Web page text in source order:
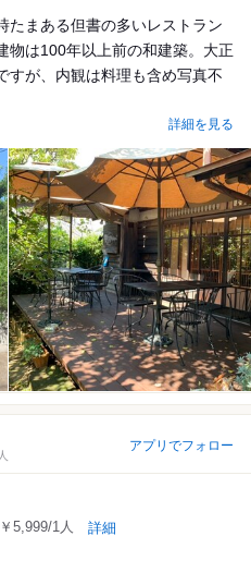
たまある但書の多いレストラン
物は100年以上前の和建築。大正
すが、内観は料理も含め写真不
詳細を見る
アプリでフォロー
5,999/1人 詳細